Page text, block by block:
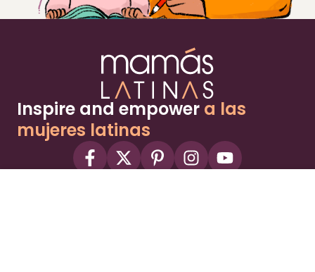
Inspire and empower a las
mujeres latinas